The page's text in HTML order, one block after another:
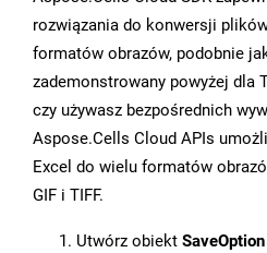
rozwiązania do konwersji
formatów obrazów, podobnie
zademonstrowany powyżej dla
czy używasz bezpośrednich
Aspose.Cells Cloud APIs
Excel do wielu formatów
GIF i TIFF.
Utwórz obiekt SaveOption